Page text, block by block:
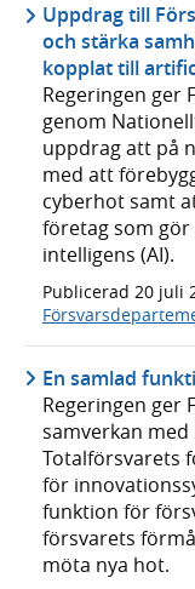
Uppdrag till
och stärka
kopplat till
Regeringen ger
genom
uppdrag att på
med att
cyberhot samt
företag som
intelligens (AI).
Publicerad 20 juli
En samlad
Regeringen ger
samverkan med
Totalförsvarets
för
funktion för
försvarets
möta nya hot.